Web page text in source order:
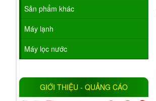
Sản phẩm khác
Máy lạnh
Máy lọc nước
GIỚI THIỆU - QUẢNG CÁO